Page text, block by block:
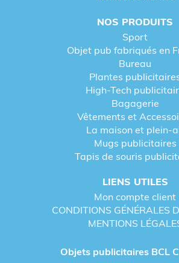
NOS PRODUITS
Sport
Objet pub fabriqués en
Bureau
Plantes
High-Tech
Bagagerie
Vêtements et
La maison et plein-
Mugs publicitaires
Tapis de souris
LIENS UTILES
Mon compte client
CONDITIONS GÉNÉRALES
MENTIONS
Objets publicitaires BCL